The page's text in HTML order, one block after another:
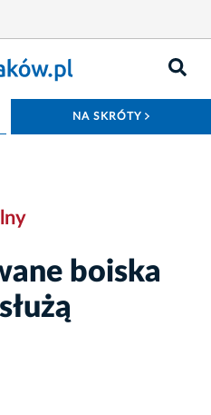
NA SKRÓTY
boiska